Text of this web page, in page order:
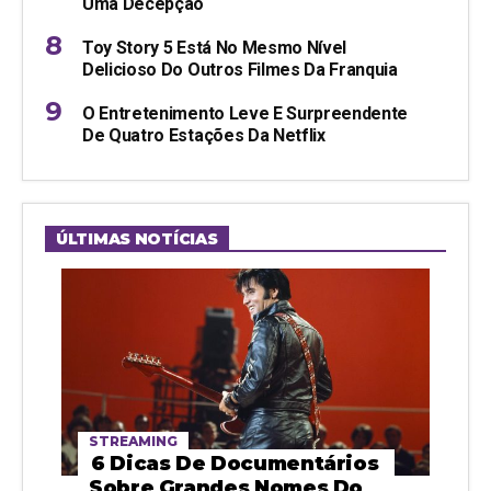
Toy Story 5 Está No Mesmo Nível
Delicioso Do Outros Filmes Da Franquia
O Entretenimento Leve E Surpreendente
De Quatro Estações Da Netflix
ÚLTIMAS NOTÍCIAS
STREAMING
6 Dicas De Documentários